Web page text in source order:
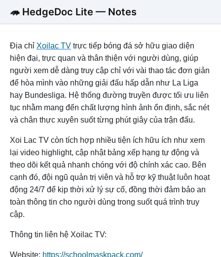
🦔 HedgeDoc Lite — Notes
Địa chỉ Xoilac TV trực tiếp bóng đá sở hữu giao diện
hiện đại, trực quan và thân thiện với người dùng, giúp
người xem dễ dàng truy cập chỉ với vài thao tác đơn giản
để hòa mình vào những giải đấu hấp dẫn như La Liga
hay Bundesliga. Hệ thống đường truyền được tối ưu liên
tục nhằm mang đến chất lượng hình ảnh ổn định, sắc nét
và chân thực xuyên suốt từng phút giây của trận đấu.
Xoi Lac TV còn tích hợp nhiều tiện ích hữu ích như xem
lại video highlight, cập nhật bảng xếp hạng tự động và
theo dõi kết quả nhanh chóng với độ chính xác cao. Bên
cạnh đó, đội ngũ quản trị viên và hỗ trợ kỹ thuật luôn hoạt
động 24/7 để kịp thời xử lý sự cố, đồng thời đảm bảo an
toàn thông tin cho người dùng trong suốt quá trình truy
cập.
Thông tin liên hệ Xoilac TV:
Website: https://schoolmaskpack.com/